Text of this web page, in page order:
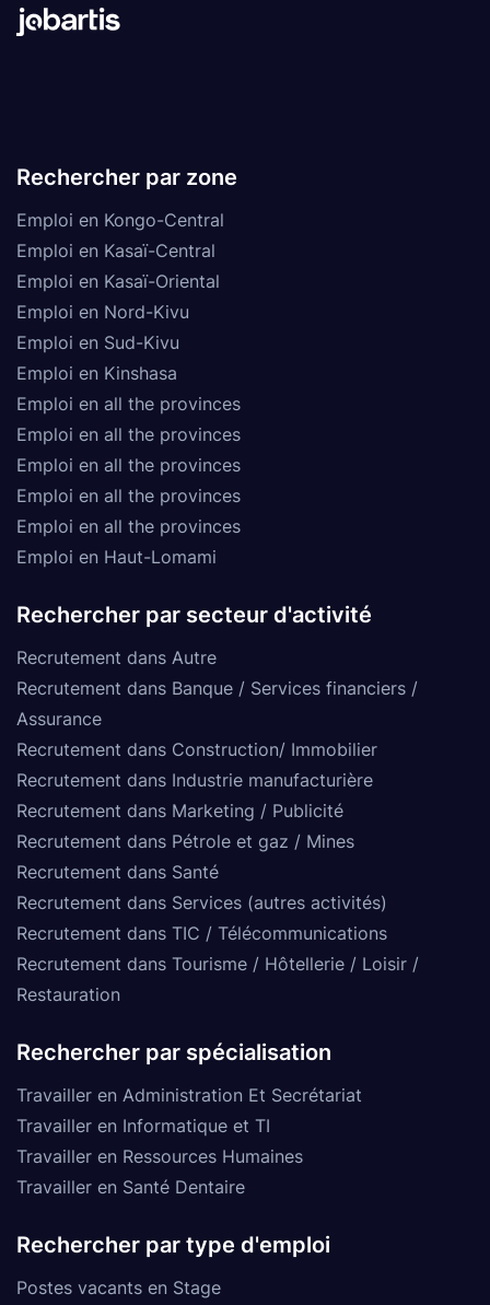
Rechercher par zone
Emploi en Kongo-Central
Emploi en Kasaï-Central
Emploi en Kasaï-Oriental
Emploi en Nord-Kivu
Emploi en Sud-Kivu
Emploi en Kinshasa
Emploi en all the provinces
Emploi en all the provinces
Emploi en all the provinces
Emploi en all the provinces
Emploi en all the provinces
Emploi en Haut-Lomami
Rechercher par secteur d'activité
Recrutement dans Autre
Recrutement dans Banque / Services financiers /
Assurance
Recrutement dans Construction/ Immobilier
Recrutement dans Industrie manufacturière
Recrutement dans Marketing / Publicité
Recrutement dans Pétrole et gaz / Mines
Recrutement dans Santé
Recrutement dans Services (autres activités)
Recrutement dans TIC / Télécommunications
Recrutement dans Tourisme / Hôtellerie / Loisir /
Restauration
Rechercher par spécialisation
Travailler en Administration Et Secrétariat
Travailler en Informatique et TI
Travailler en Ressources Humaines
Travailler en Santé Dentaire
Rechercher par type d'emploi
Postes vacants en Stage